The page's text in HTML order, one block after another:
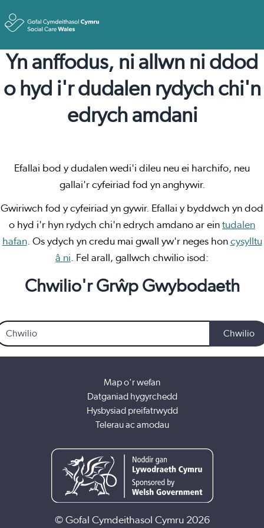
Yn anffodus, ni allwn ni ddod
o hyd i'r dudalen rydych chi'n
edrych amdani
Efallai bod y dudalen wedi'i dileu neu ei harchifo, neu
gallai'r cyfeiriad fod yn anghywir.
Gwiriwch fod y cyfeiriad yn gywir. Efallai y byddwch yn dod
o hyd i'r hyn rydych chi'n edrych amdano ar ein tudalen
hafan. Os ydych yn credu mai gwall yw'r neges hon cysylltu
â ni. Fel arall, gallwch chwilio isod:
Chwilio'r Grŵp Gwybodaeth
Chwilio
Map o'r wefan
Datganiad hygyrchedd
Hysbysiad preifatrwydd
Telerau ac amodau
© Gofal Cymdeithasol Cymru 2026